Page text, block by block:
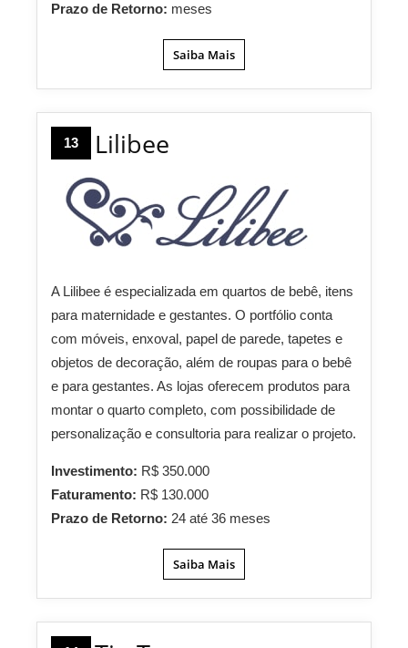
Prazo de Retorno: meses
Saiba Mais
13 Lilibee
A Lilibee é especializada em quartos de bebê, itens
para maternidade e gestantes. O portfólio conta
com móveis, enxoval, papel de parede, tapetes e
objetos de decoração, além de roupas para o bebê
e para gestantes. As lojas oferecem produtos para
montar o quarto completo, com possibilidade de
personalização e consultoria para realizar o projeto.
Investimento: R$ 350.000
Faturamento: R$ 130.000
Prazo de Retorno: 24 até 36 meses
Saiba Mais